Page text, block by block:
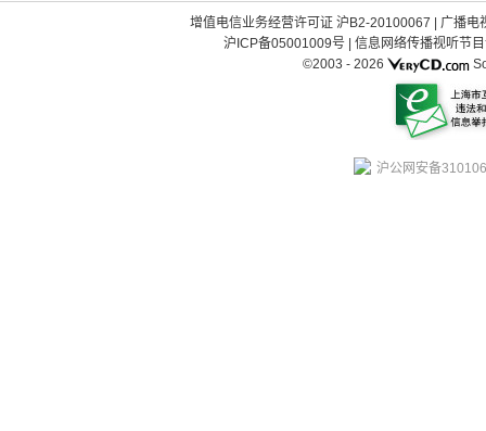
增值电信业务经营许可证 沪B2-20100067
广播电
沪ICP备05001009号| 信息网络传播视听节
©2003 - 2026
沪公网安备